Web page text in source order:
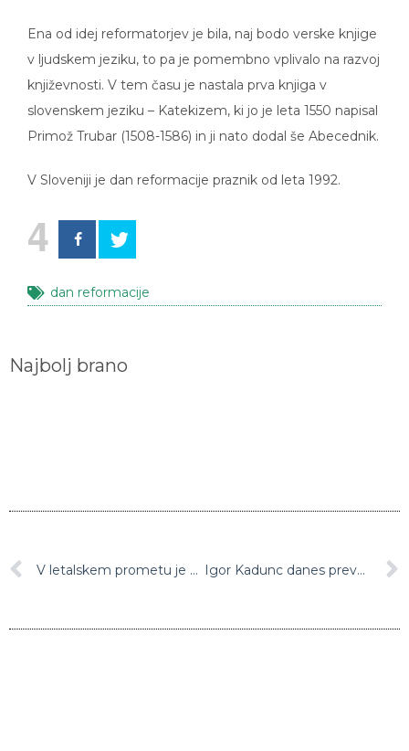
Ena od idej reformatorjev je bila, naj bodo verske knjige
v ljudskem jeziku, to pa je pomembno vplivalo na razvoj
književnosti. V tem času je nastala prva knjiga v
slovenskem jeziku – Katekizem, ki jo je leta 1550 napisal
Primož Trubar (1508-1586) in ji nato dodal še Abecednik.
V Sloveniji je dan reformacije praznik od leta 1992.
4
dan reformacije
Najbolj brano
V letalskem prometu je danes začel veljati zimski vozni red, z Brnika odslej 14 neposrednih letalskih povezav Igor Kadunc danes prevzema vodenje STA